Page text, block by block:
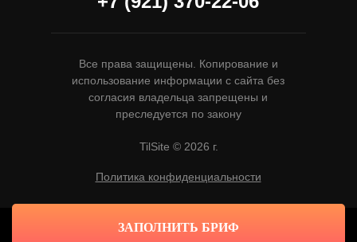
TilSite © 2026 г.
Все права защищены. Копирование и
использование информации с сайта без
согласия владельца запрещены и
преследуется по закону
Политика конфиденциальности
ЗАПОЛНИТЬ БРИФ
Tilda